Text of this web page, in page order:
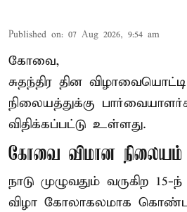
Published on: 07 Aug 2026, 9:54 am
கோவை,
சுதந்திர தின
நிலையத்துக்கு
விதிக்கப்பட்டு உள்ளது.
கோவை விமான நிலையம்
நாடு முழுவதும் வருகிற 15-
விழா கோலாகலமாக